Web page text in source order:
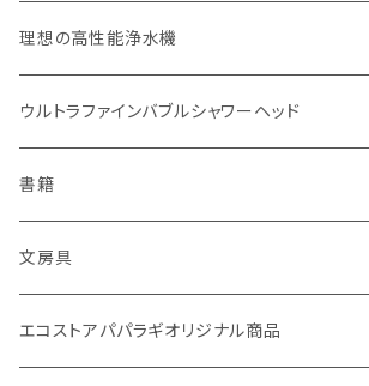
無塗装カトラリー
マイボトル
Ecoffee Cup（環境にやさしい竹素材）
stojo(折り畳めて何度でも使用できるコーヒー
オリーブウッド カッティングボード
玄米（1回購入）
白米（1回購入）
分づき米（1回購入）
スキンケア
リップバーム
国産シャンプーバー・コンディショナーバー
オーラルケア
生分解性ソープ類・せっけん
アメニティー・バス用品
天然素材のブラシ、掃除道具
生理用品
理想の高性能浄水機
ウルトラファインバブルシャワーヘッド
書籍
文房具
バナナペーパーグッズ
エコストアパパラギオリジナル商品